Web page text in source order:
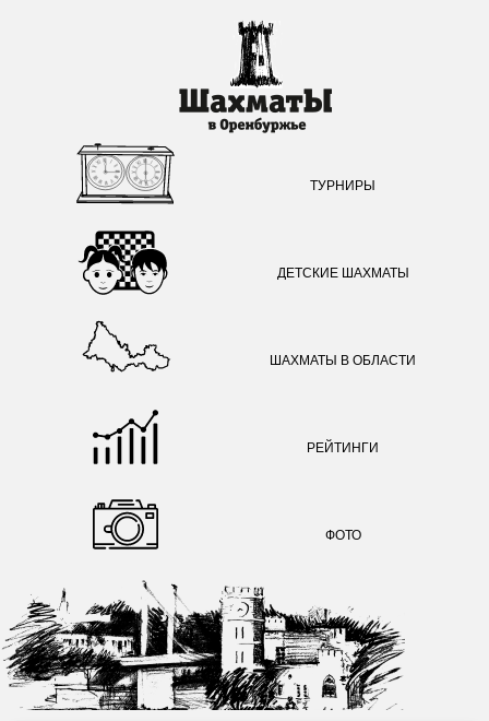
ТУРНИРЫ
ДЕТСКИЕ ШАХМАТЫ
ШАХМАТЫ В ОБЛАСТИ
РЕЙТИНГИ
ФОТО